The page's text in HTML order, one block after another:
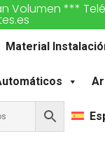
***
Material